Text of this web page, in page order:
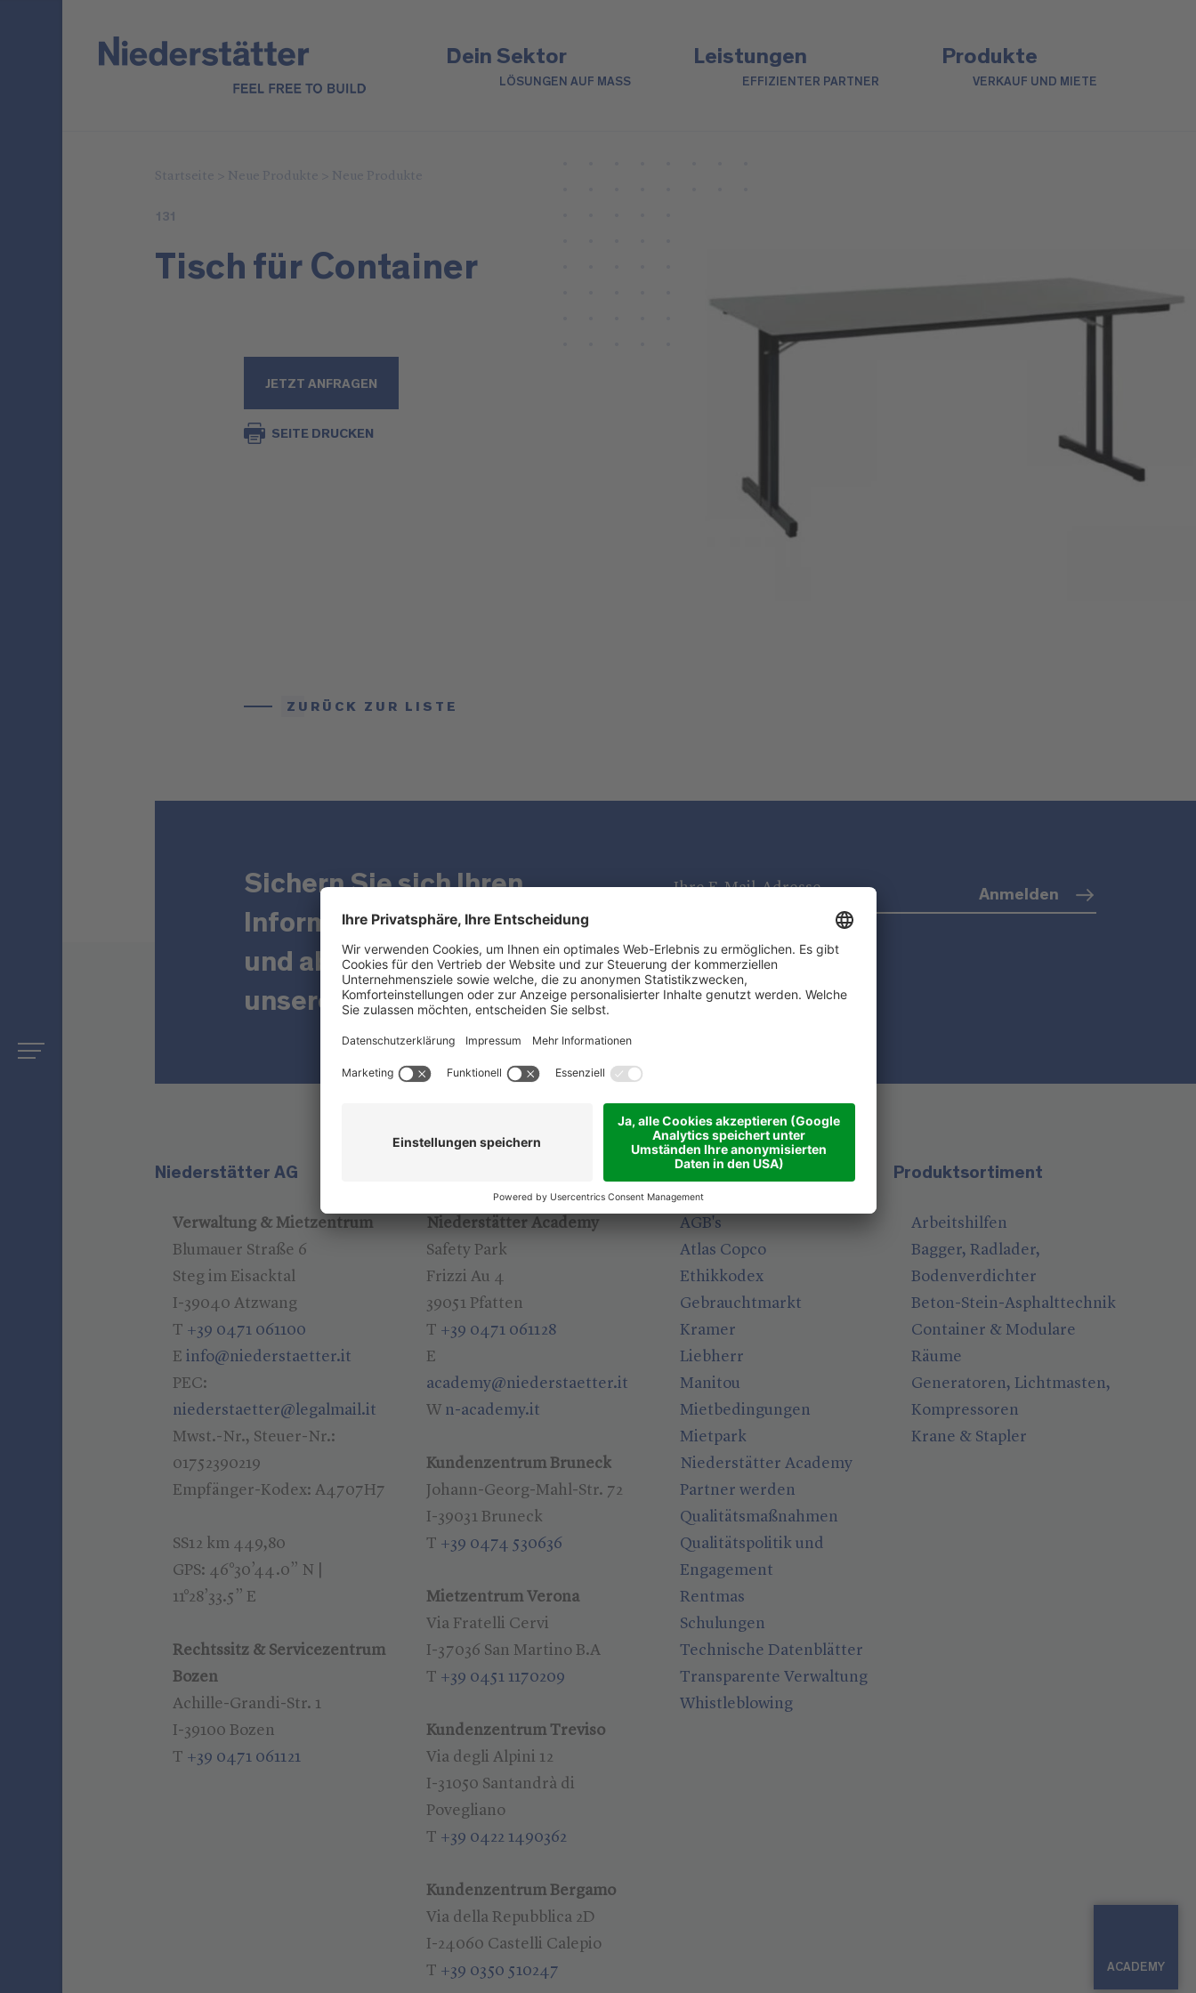
Dein Sektor
LÖSUNGEN AUF MASS
Leistungen
EFFIZIENTER PARTNER
Produkte
VERKAUF UND MIETE
131
Tisch für Container
JETZT ANFRAGEN
SEITE DRUCKEN
ZURÜCK ZUR LISTE
Startseite > Neue Produkte > Neue Produkte
Sichern Sie sich Ihren
Informationsvorsprung
und abonnieren Sie
unseren Newsletter!
Datenschutz(Info)
Anmelden
Niederstätter AG
Verwaltung & Mietzentrum
Blumauer Straße 6
Steg im Eisacktal
I-39040 Atzwang
T +39 0471 061100
E info@niederstaetter.it
PEC:
niederstaetter@legalmail.it
Mwst.-Nr., Steuer-Nr.:
01752390219
Empfänger-Kodex: A4707H7
SS12 km 449,80
GPS: 46°30’44.0” N |
11°28’33.5” E
Rechtssitz & Servicezentrum
Bozen
Achille-Grandi-Str. 1
I-39100 Bozen
T +39 0471 061121
Niederstätter Academy
Safety Park
Frizzi Au 4
39051 Pfatten
T +39 0471 061128
E
academy@niederstaetter.it
W n-academy.it
Kundenzentrum Bruneck
Johann-Georg-Mahl-Str. 72
I-39031 Bruneck
T +39 0474 530636
Mietzentrum Verona
Via Fratelli Cervi
I-37036 San Martino B.A
T +39 0451 1170209
Kundenzentrum Treviso
Via degli Alpini 12
I-31050 Santandrà di
Povegliano
T +39 0422 1490362
Kundenzentrum Bergamo
Via della Repubblica 2D
I-24060 Castelli Calepio
T +39 0350 510247
Nützliche Links
AGB's
Atlas Copco
Ethikkodex
Gebrauchtmarkt
Kramer
Liebherr
Manitou
Mietbedingungen
Mietpark
Niederstätter Academy
Partner werden
Qualitätsmaßnahmen
Qualitätspolitik und
Engagement
Rentmas
Schulungen
Technische Datenblätter
Transparente Verwaltung
Whistleblowing
Produktsortiment
Arbeitshilfen
Bagger, Radlader,
Bodenverdichter
Beton-Stein-Asphalttechnik
Container & Modulare
Räume
Generatoren, Lichtmasten,
Kompressoren
Krane & Stapler
ACADEMY